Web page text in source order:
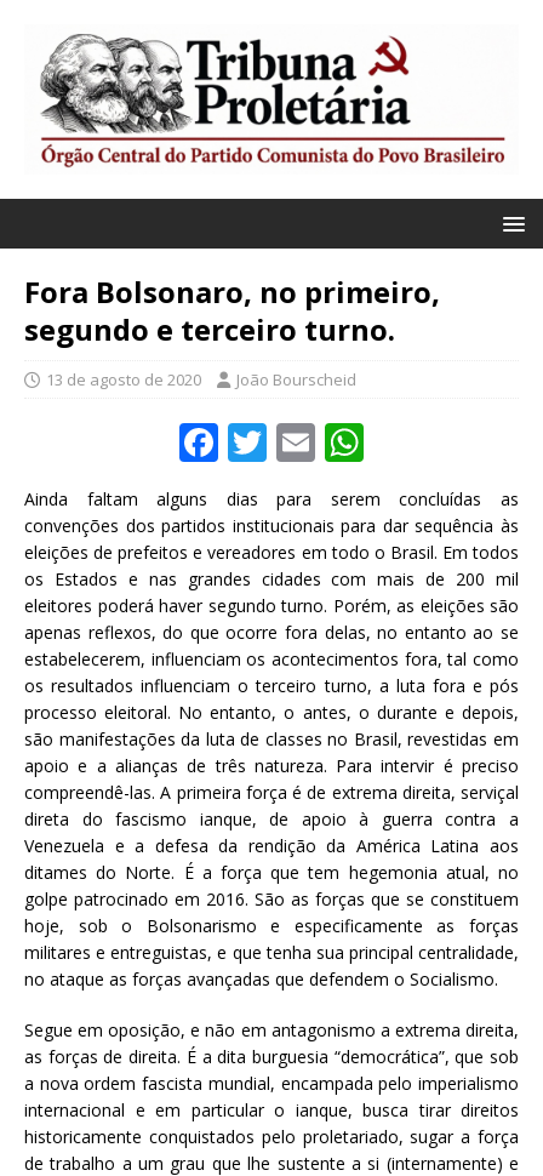
Fora Bolsonaro, no primeiro,
segundo e terceiro turno.
13 de agosto de 2020 João Bourscheid
F
a
c
e
b
o
o
k
T
w
it
te
r
E
m
ai
l
at
s
A
p
p
Ainda faltam alguns dias para serem concluídas as
convenções dos partidos institucionais para dar sequência às
eleições de prefeitos e vereadores em todo o Brasil. Em todos
os Estados e nas grandes cidades com mais de 200 mil
eleitores poderá haver segundo turno. Porém, as eleições são
apenas reflexos, do que ocorre fora delas, no entanto ao se
estabelecerem, influenciam os acontecimentos fora, tal como
os resultados influenciam o terceiro turno, a luta fora e pós
processo eleitoral. No entanto, o antes, o durante e depois,
são manifestações da luta de classes no Brasil, revestidas em
apoio e a alianças de três natureza. Para intervir é preciso
compreendê-las. A primeira força é de extrema direita, serviçal
direta do fascismo ianque, de apoio à guerra contra a
Venezuela e a defesa da rendição da América Latina aos
ditames do Norte. É a força que tem hegemonia atual, no
golpe patrocinado em 2016. São as forças que se constituem
hoje, sob o Bolsonarismo e especificamente as forças
militares e entreguistas, e que tenha sua principal centralidade,
no ataque as forças avançadas que defendem o Socialismo.
Segue em oposição, e não em antagonismo a extrema direita,
as forças de direita. É a dita burguesia “democrática”, que sob
a nova ordem fascista mundial, encampada pelo imperialismo
internacional e em particular o ianque, busca tirar direitos
historicamente conquistados pelo proletariado, sugar a força
de trabalho a um grau que lhe sustente a si (internamente) e